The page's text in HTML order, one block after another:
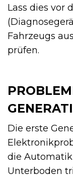
Lass dies vor
Fahrzeugs
prüfen.
Die erste
die
Unterboden